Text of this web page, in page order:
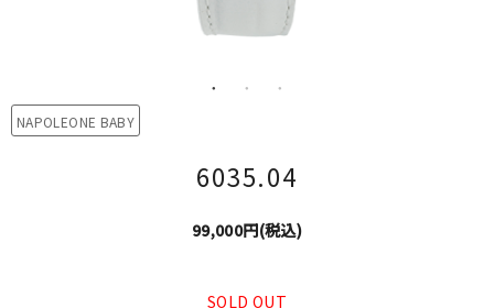
NAPOLEONE BABY
6035.04
99,000円(税込)
SOLD OUT